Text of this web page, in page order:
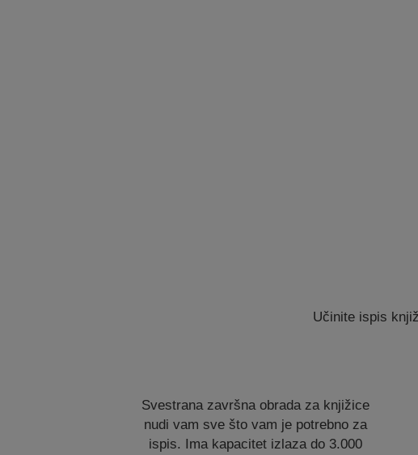
Učinite ispis
Svestrana završna obrada za knjižice
nudi vam sve što vam je potrebno za
ispis. Ima kapacitet izlaza do 3.000